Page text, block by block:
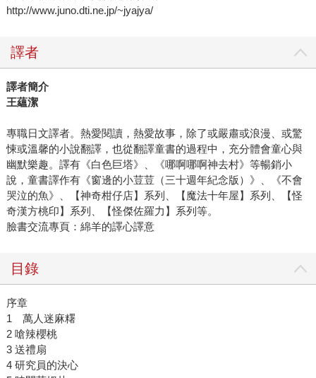
http://www.juno.dti.ne.jp/~jyajya/
譯者
譯者簡介
王蘊潔
專職日文譯者。熱愛閱讀，熱愛故事，除了或嚴肅或浪漫、或驚
悚或溫馨的小說翻譯，也從翻譯童書的過程中，充分體會童心與
幽默樂趣。譯有《白色巨塔》、《哪啊哪啊神去村》等暢銷小
說，童書譯作有《窗邊的小荳荳（三十週年紀念版）》、《不會
哭泣的魚》、【神奇柑仔店】系列、【魔法十年屋】系列、【怪
奇漢方桃印】系列、【怪傑佐羅力】系列等。
臉書交流專頁：綿羊的譯心譯意
目錄
序章
1 萬人迷麻糬
2 嗆辣櫻桃
3 送禮扇
4 研究員的決心